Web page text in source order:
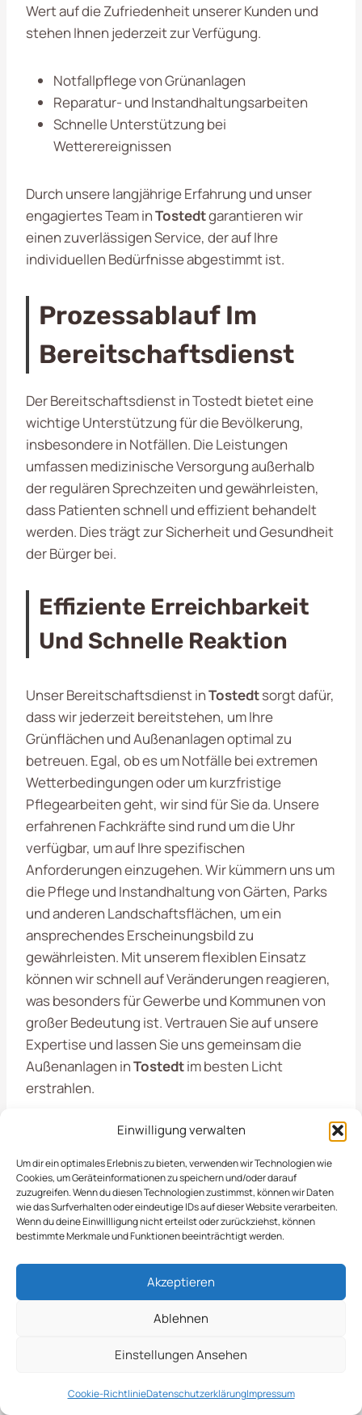
Einwilligung verwalten
Um dir ein optimales Erlebnis zu bieten, verwenden wir Technologien wie
Cookies, um Geräteinformationen zu speichern und/oder darauf
zuzugreifen. Wenn du diesen Technologien zustimmst, können wir Daten
wie das Surfverhalten oder eindeutige IDs auf dieser Website verarbeiten.
Wenn du deine Einwillligung nicht erteilst oder zurückziehst, können
bestimmte Merkmale und Funktionen beeinträchtigt werden.
Akzeptieren
Ablehnen
Einstellungen Ansehen
Cookie-RichtlinieDatenschutzerklärungImpressum
Wert auf die Zufriedenheit unserer Kunden und
stehen Ihnen jederzeit zur Verfügung.
Notfallpflege von Grünanlagen
Reparatur- und Instandhaltungsarbeiten
Schnelle Unterstützung bei
Wetterereignissen
Durch unsere langjährige Erfahrung und unser
engagiertes Team inTostedtgarantieren wir
einen zuverlässigen Service, der auf Ihre
individuellen Bedürfnisse abgestimmt ist.
Prozessablauf Im
Bereitschaftsdienst
Der Bereitschaftsdienst in Tostedt bietet eine
wichtige Unterstützung für die Bevölkerung,
insbesondere in Notfällen. Die Leistungen
umfassen medizinische Versorgung außerhalb
der regulären Sprechzeiten und gewährleisten,
dass Patienten schnell und effizient behandelt
werden. Dies trägt zur Sicherheit und Gesundheit
der Bürger bei.
Effiziente Erreichbarkeit
Und Schnelle Reaktion
Unser Bereitschaftsdienst inTostedtsorgt dafür,
dass wir jederzeit bereitstehen, um Ihre
Grünflächen und Außenanlagen optimal zu
betreuen. Egal, ob es um Notfälle bei extremen
Wetterbedingungen oder um kurzfristige
Pflegearbeiten geht, wir sind für Sie da. Unsere
erfahrenen Fachkräfte sind rund um die Uhr
verfügbar, um auf Ihre spezifischen
Anforderungen einzugehen. Wir kümmern uns um
die Pflege und Instandhaltung von Gärten, Parks
und anderen Landschaftsflächen, um ein
ansprechendes Erscheinungsbild zu
gewährleisten. Mit unserem flexiblen Einsatz
können wir schnell auf Veränderungen reagieren,
was besonders für Gewerbe und Kommunen von
großer Bedeutung ist. Vertrauen Sie auf unsere
Expertise und lassen Sie uns gemeinsam die
Außenanlagen inTostedtim besten Licht
erstrahlen.
Sichere Und Kompetente
Medizinische Betreuung
Unser Bereitschaftsdienst inTostedtgarantiert
für alle Belange der Objektpflege. Wir verstehen,
dass in der Pflege von Grünanlagen und
Landschaften oft schnelle Lösungen gefragt
erreichbar. Unser Team von Fachleuten steht
einzugehen und Ihnen bei der Pflege Ihrer